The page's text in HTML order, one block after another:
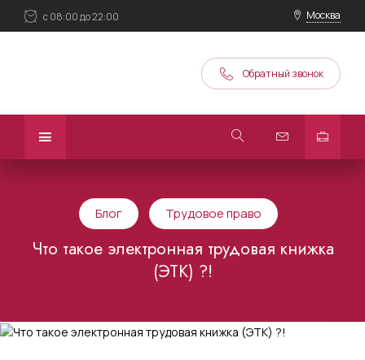
с 08:00 до 22:00 Москва
Обратный звонок
Блог Трудовое право
Что такое электронная трудовая книжка
(ЭТК) ?!